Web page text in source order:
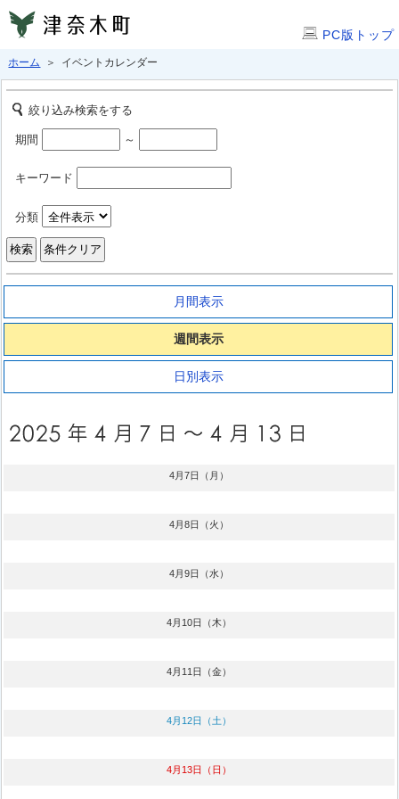
PC版トップ
ホーム ＞ イベントカレンダー
絞り込み検索をする
期間 ～
キーワード
分類
月間表示
週間表示
日別表示
4月7日（月）
4月8日（火）
4月9日（水）
4月10日（木）
4月11日（金）
4月12日（土）
4月13日（日）